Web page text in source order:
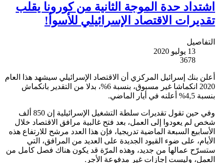
اشتداد حدة الموجة الثانية من كورونا يقلب
تقديرات الاقتصاد الإسرائيلي للأسوأ!
التفاصيل
13 يوليو 2020
3678
أعلن بنك إسرائيل المركزي أن الاقتصاد الإسرائيلي سيشهد هذا العام
2020 انكماشا غير مسبوق، بنسبة 6%، بدلا من التقدير بانكماش
بنسبة 4,5% أعلنه في أيار الماضي.
وفي حين تقول تقديرات سلطة التشغيل الإسرائيلية إن 850 ألف
شخص لم يعودوا إلى العمل، بعد فتح غالبية مرافق الاقتصاد خلال
الأسابيع السبعة الماضية تدريجيا، فإن هذا العدد مرشح للارتفاع هذه
الأيام، على ضوء القيود الجديدة على العديد من المرافق، التي
ستسرّح عمالها من جديد، وهذه المرّة قد يكون هناك فصل كامل من
العمل، وليست إجازات غير مدفوعة الأجر.